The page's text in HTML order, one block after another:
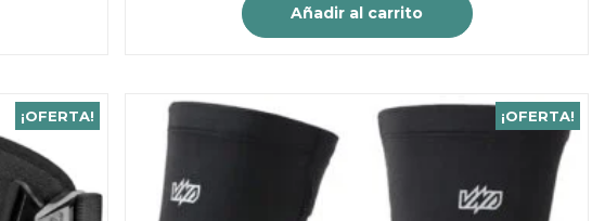
original
era:
actual
es:
Añadir al carrito
¡OFERTA! ¡OFERTA!